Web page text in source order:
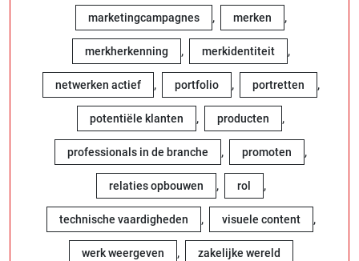
marketingcampagnes , merken ,
merkherkenning , merkidentiteit ,
netwerken actief , portfolio , portretten ,
potentiële klanten , producten ,
professionals in de branche , promoten ,
relaties opbouwen , rol ,
technische vaardigheden , visuele content ,
werk weergeven , zakelijke wereld